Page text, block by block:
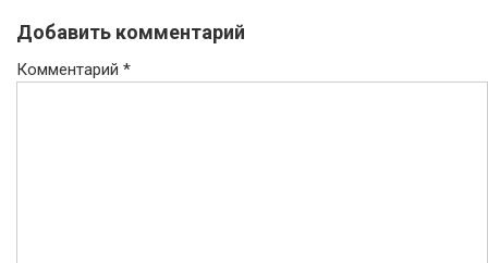
Добавить комментарий
Комментарий *